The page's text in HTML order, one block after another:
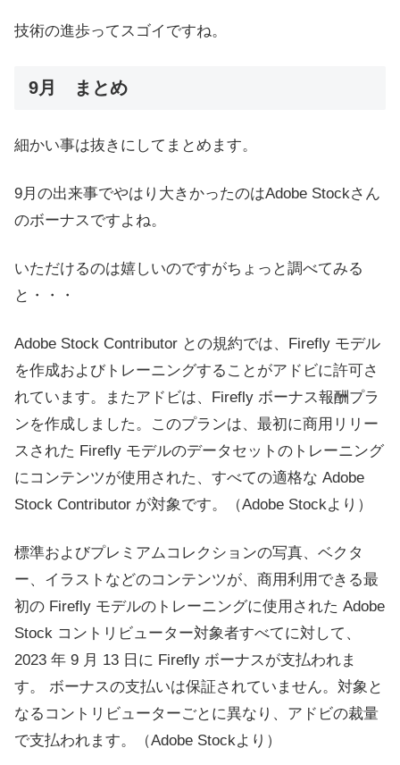
技術の進歩ってスゴイですね。
9月 まとめ
細かい事は抜きにしてまとめます。
9月の出来事でやはり大きかったのはAdobe Stockさん
のボーナスですよね。
いただけるのは嬉しいのですがちょっと調べてみる
と・・・
Adobe Stock Contributor との規約では、Firefly モデル
を作成およびトレーニングすることがアドビに許可さ
れています。またアドビは、Firefly ボーナス報酬プラ
ンを作成しました。このプランは、最初に商用リリー
スされた Firefly モデルのデータセットのトレーニング
にコンテンツが使用された、すべての適格な Adobe
Stock Contributor が対象です。（Adobe Stockより）
標準およびプレミアムコレクションの写真、ベクタ
ー、イラストなどのコンテンツが、商用利用できる最
初の Firefly モデルのトレーニングに使用された Adobe
Stock コントリビューター対象者すべてに対して、
2023 年 9 月 13 日に Firefly ボーナスが支払われま
す。 ボーナスの支払いは保証されていません。対象と
なるコントリビューターごとに異なり、アドビの裁量
で支払われます。（Adobe Stockより）